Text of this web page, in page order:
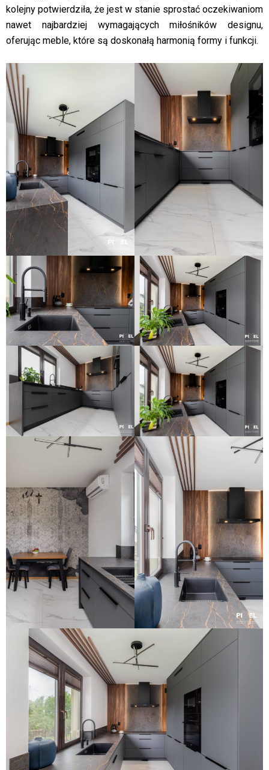
kolejny potwierdziła, że jest w stanie sprostać oczekiwaniom
nawet najbardziej wymagających miłośników designu,
oferując meble, które są doskonałą harmonią formy i funkcji.